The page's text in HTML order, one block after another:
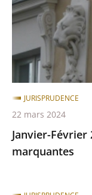
décisions
marquantes
Janvier-Février
marquantes
JURISPRUDENCE
22 mars 2024